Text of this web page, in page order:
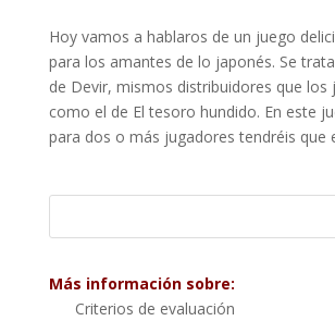
Hoy vamos a hablaros de un juego
para los amantes de lo japonés. Se
de Devir, mismos distribuidores que los
como el de El tesoro hundido. En este
para dos o más jugadores tendréis que
Más información sobre:
Criterios de evaluación